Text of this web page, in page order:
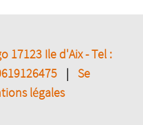
17123 Ile d'Aix - Tel :
|
Se
légales